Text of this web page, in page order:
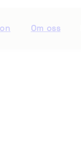
Om oss